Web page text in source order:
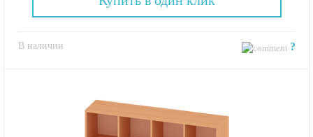
В наличии ?